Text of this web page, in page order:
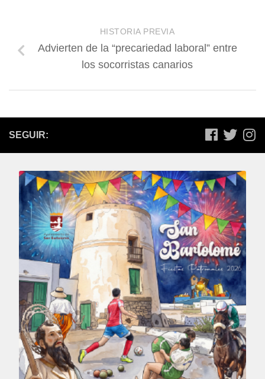
HISTORIA PREVIA
Advierten de la “precariedad laboral” entre
los socorristas canarios
SEGUIR: